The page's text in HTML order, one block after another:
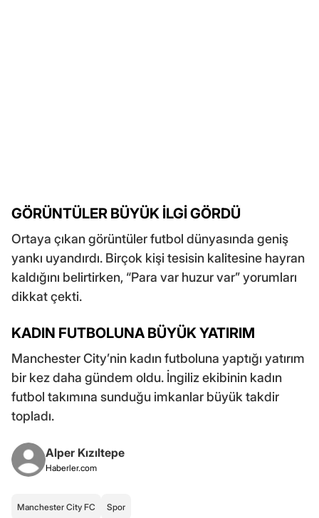
GÖRÜNTÜLER BÜYÜK İLGİ GÖRDÜ
Ortaya çıkan görüntüler futbol dünyasında geniş
yankı uyandırdı. Birçok kişi tesisin kalitesine hayran
kaldığını belirtirken, “Para var huzur var” yorumları
dikkat çekti.
KADIN FUTBOLUNA BÜYÜK YATIRIM
Manchester City’nin kadın futboluna yaptığı yatırım
bir kez daha gündem oldu. İngiliz ekibinin kadın
futbol takımına sunduğu imkanlar büyük takdir
topladı.
Alper Kızıltepe
Haberler.com
Manchester City FC Spor